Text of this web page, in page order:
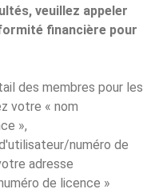
veuillez appeler
financière pour
des membres pour les
votre « nom
»,
numéro de
adresse
de licence »